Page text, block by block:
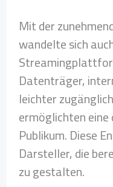
Mit der
wandelte sich
Datenträger,
leichter
ermöglichten
Publikum. Diese
Darsteller, die
zu gestalten.